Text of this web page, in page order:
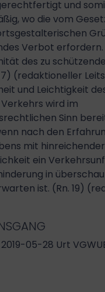
und
wo die vom
Verbot erfordern.
des zu
(redaktioneller
und Leichtigkeit
wird im
Sinn
nach den
mit hinreichender
ein
in
ist. (Rn. 19)
05-28 Urt